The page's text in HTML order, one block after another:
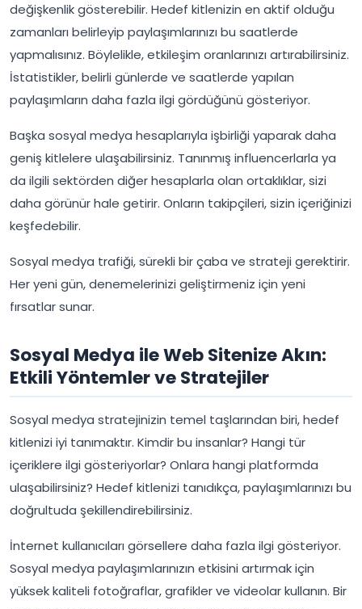
değişkenlik gösterebilir. Hedef kitlenizin en aktif olduğu
zamanları belirleyip paylaşımlarınızı bu saatlerde
yapmalısınız. Böylelikle, etkileşim oranlarınızı artırabilirsiniz.
İstatistikler, belirli günlerde ve saatlerde yapılan
paylaşımların daha fazla ilgi gördüğünü gösteriyor.
Başka sosyal medya hesaplarıyla işbirliği yaparak daha
geniş kitlelere ulaşabilirsiniz. Tanınmış influencerlarla ya
da ilgili sektörden diğer hesaplarla olan ortaklıklar, sizi
daha görünür hale getirir. Onların takipçileri, sizin içeriğinizi
keşfedebilir.
Sosyal medya trafiği, sürekli bir çaba ve strateji gerektirir.
Her yeni gün, denemelerinizi geliştirmeniz için yeni
fırsatlar sunar.
Sosyal Medya ile Web Sitenize Akın:
Etkili Yöntemler ve Stratejiler
Sosyal medya stratejinizin temel taşlarından biri, hedef
kitlenizi iyi tanımaktır. Kimdir bu insanlar? Hangi tür
içeriklere ilgi gösteriyorlar? Onlara hangi platformda
ulaşabilirsiniz? Hedef kitlenizi tanıdıkça, paylaşımlarınızı bu
doğrultuda şekillendirebilirsiniz.
İnternet kullanıcıları görsellere daha fazla ilgi gösteriyor.
Sosyal medya paylaşımlarınızın etkisini artırmak için
yüksek kaliteli fotoğraflar, grafikler ve videolar kullanın. Bir